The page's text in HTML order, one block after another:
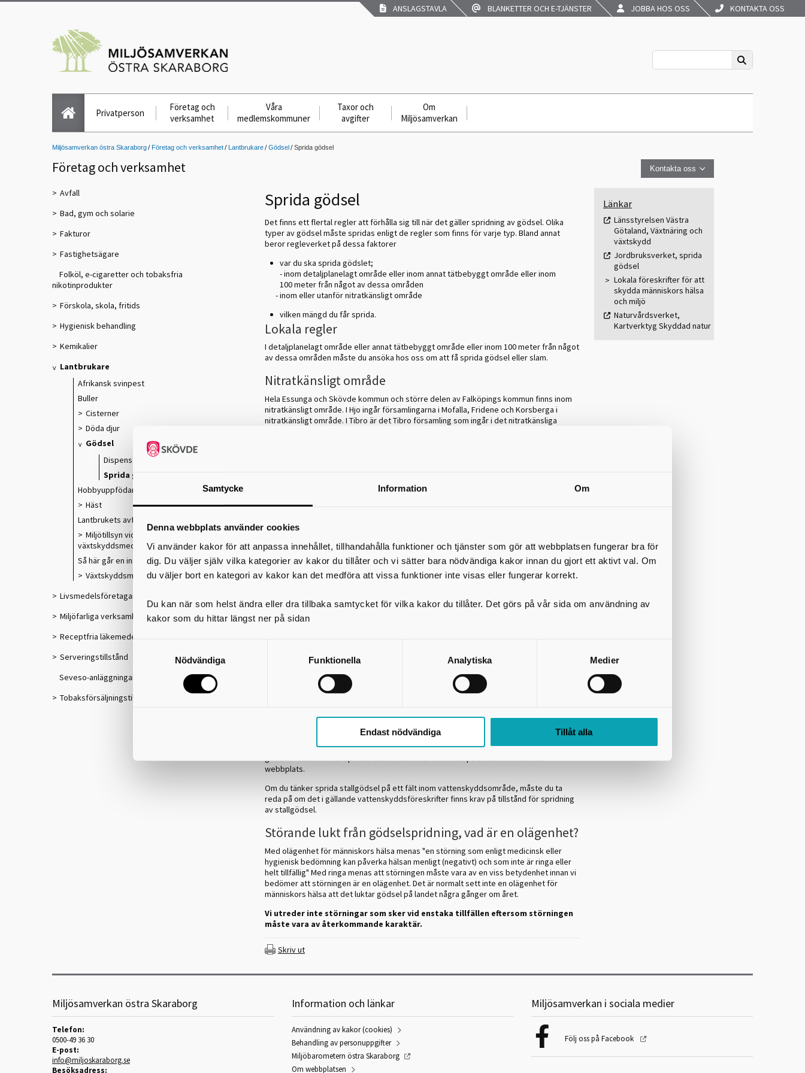
Samtycke Information Om
Denna webbplats använder cookies
Vi använder kakor för att anpassa innehållet, tillhandahålla funktioner och tjänster som gör att webbplatsen fungerar bra för
dig. Du väljer själv vilka kategorier av kakor du tillåter och vi sätter bara nödvändiga kakor innan du gjort ett aktivt val. Om
du väljer bort en kategori av kakor kan det medföra att vissa funktioner inte visas eller fungerar korrekt.
Du kan när som helst ändra eller dra tillbaka samtycket för vilka kakor du tillåter. Det görs på vår sida om användning av
kakor som du hittar längst ner på sidan
Nödvändiga Funktionella Analytiska Medier
Endast nödvändiga Tillåt alla
ANSLAGSTAVLA BLANKETTER OCH E-TJÄNSTER JOBBA HOS OSS KONTAKTA OSS
Privatperson
Företag och
verksamhet
Våra
medlemskommuner
Taxor och
avgifter
Om
Miljösamverkan
Miljösamverkan östra Skaraborg Företag och verksamhet Lantbrukare Gödsel Sprida gödsel
Företag och verksamhet
Avfall
Bad, gym och solarie
Fakturor
Fastighetsägare
Folköl, e-cigaretter och tobaksfria
nikotinprodukter
Förskola, skola, fritids
Hygienisk behandling
Kemikalier
Lantbrukare
Afrikansk svinpest
Buller
Cisterner
Döda djur
Gödsel
Dispens
Sprida gödsel
Hobbyuppfödare av fjäderfä
Häst
Lantbrukets avfall
Miljötillsyn vid hantering av
växtskyddsmedel
Så här går en inspektion till
Växtskyddsmedel
Livsmedelsföretagare
Miljöfarliga verksamheter
Receptfria läkemedel
Serveringstillstånd
Seveso-anläggningar
Tobaksförsäljningstillstånd
Kontakta oss
Sprida gödsel
Det finns ett flertal regler att förhålla sig till när det gäller spridning av gödsel. Olika
typer av gödsel måste spridas enligt de regler som finns för varje typ. Bland annat
beror regleverket på dessa faktorer
var du ska sprida gödslet;
- inom detaljplanelagt område eller inom annat tätbebyggt område eller inom
100 meter från något av dessa områden
- inom eller utanför nitratkänsligt område
vilken mängd du får sprida.
Lokala regler
I detaljplanelagt område eller annat tätbebyggt område eller inom 100 meter från något
av dessa områden måste du ansöka hos oss om att få sprida gödsel eller slam.
Nitratkänsligt område
Hela Essunga och Skövde kommun och större delen av Falköpings kommun finns inom
nitratkänsligt område. I Hjo ingår församlingarna i Mofalla, Fridene och Korsberga i
nitratkänsligt område. I Tibro är det Tibro församling som ingår i det nitratkänsliga
Viktiga datum att känna till:
1 augusti - 31 oktober
före höstsådd. Vissa specialregler finns, till exempel ska vissa gödselslag nedbrukas
inom 12 timmar. Läs om detaljerna på länsstyrelsens webbplats.
1 november - 28 (29) februariär det inte tillåtet att sprida gödselmedel
Hela Karlsborgs kommun är utanför nitratkänsligt område. Delar av Falköping, Hjo och
Tibro kommuner hamnar också utanför det nitrakänsliga området.
1 mars - 30 novemberfår man sprida gödsel men ska undvika att sprida på snötäckt,
frusen eller översvämmad mark.
1 december - 28 (29) februari
måste gödselmedlet brukas ned inom 12 timmar.
Hur mycket gödsel får du sprida?
Det finns risk att marken tillförs mer kväve och fosfor än vad växterna kan tillgodogöra
sig. Därför finns det begränsningar i hur mycket stallgödsel och andra organiska
gödselmedel som får spridas. Du kan läsa mer om detta på Jordbruksverkets
webbplats.
Om du tänker sprida stallgödsel på ett fält inom vattenskyddsområde, måste du ta
reda på om det i gällande vattenskyddsföreskrifter finns krav på tillstånd för spridning
av stallgödsel.
Störande lukt från gödselspridning, vad är en olägenhet?
Med olägenhet för människors hälsa menas "en störning som enligt medicinsk eller
hygienisk bedömning kan påverka hälsan menligt (negativt) och som inte är ringa eller
helt tillfällig" Med ringa menas att störningen måste vara av en viss betydenhet innan vi
bedömer att störningen är en olägenhet. Det är normalt sett inte en olägenhet för
människors hälsa att det luktar gödsel på landet några gånger om året.
Vi utreder inte störningar som sker vid enstaka tillfällen eftersom störningen
måste vara av återkommande karaktär.
Skriv ut
Länkar
Länsstyrelsen Västra
Götaland, Växtnäring och
växtskydd
Jordbruksverket, sprida
gödsel
Lokala föreskrifter för att
skydda människors hälsa
och miljö
Naturvårdsverket,
Kartverktyg Skyddad natur
Miljösamverkan östra Skaraborg
Telefon:
0500-49 36 30
E-post:
info@miljoskaraborg.se
Besöksadress:
Information och länkar
Användning av kakor (cookies)
Behandling av personuppgifter
Miljöbarometern östra Skaraborg
Om webbplatsen
Miljösamverkan i sociala medier
Följ oss på Facebook